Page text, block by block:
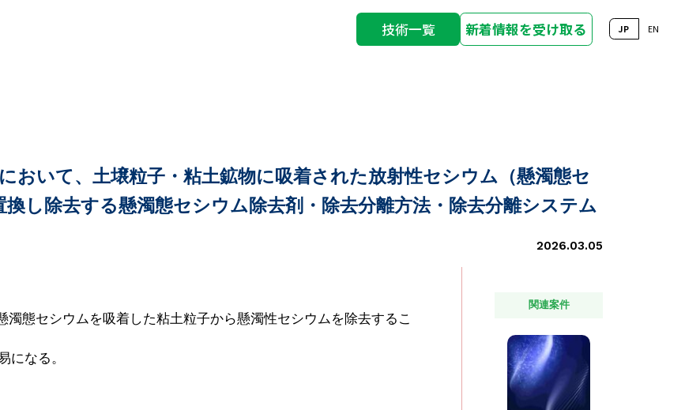
技術一覧 新着情報を受け取る JP EN
おいて、土壌粒子・粘土鉱物に吸着された放射性セシウム（懸濁態セ
し除去する懸濁態セシウム除去剤・除去分離方法・除去分離システム
2026.03.05
態セシウムを吸着した粘土粒子から懸濁性セシウムを除去するこ
なる。
関連案件